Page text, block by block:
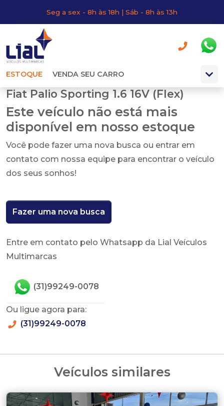
Seg a sex - 8h às 18h | Sáb - 8h às 13h
ESTOQUE VENDA SEU CARRO
Fiat Palio Sporting 1.6 16V (Flex)
Este veículo não está mais
disponível em nosso estoque
Você pode fazer uma nova busca ou entrar em
contato com nossa equipe para encontrar o veículo
dos seus sonhos!
Fazer uma nova busca
Entre em contato pelo Whatsapp da Lial Veículos
Multimarcas
(31)99249-0078
Ou ligue agora para:
(31)99249-0078
Veículos similares